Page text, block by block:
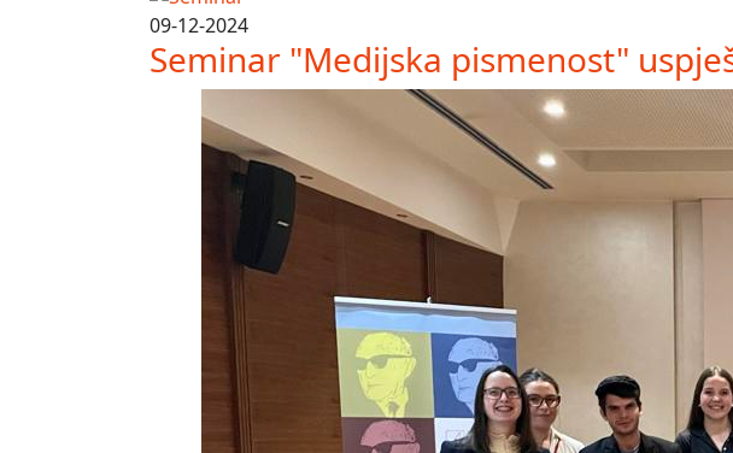
09-12-2024
Seminar "Medijska pismenost"